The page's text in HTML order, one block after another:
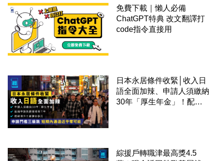
免費下載｜懶人必備
ChatGPT特典 改文翻譯打
code指令直接用
日本永居條件收緊│收入日
語全面加辣、申請人須繳納
30年「厚生年金」！配偶
綜援戶轉職津最高獎4.5